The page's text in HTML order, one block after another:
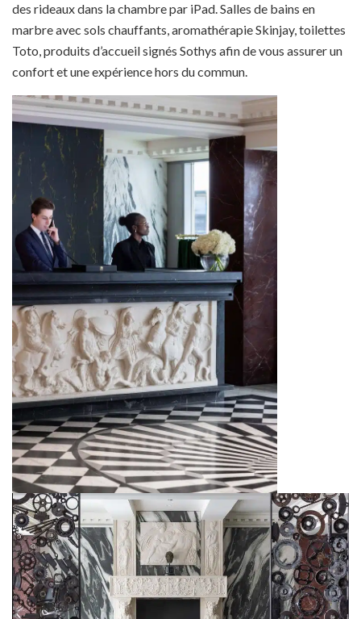
des rideaux dans la chambre par iPad. Salles de bains en
marbre avec sols chauffants, aromathérapie Skinjay, toilettes
Toto, produits d’accueil signés Sothys afin de vous assurer un
confort et une expérience hors du commun.